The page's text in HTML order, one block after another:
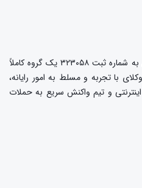
گروه حقوقی تخصصی وکیل سایبری به شماره ثبت ۳۲۳۰۵۸ یک گروه کاملاً
با تجربه و مسلط به امور رایانه،
و تیم واکنش سریع به حملات